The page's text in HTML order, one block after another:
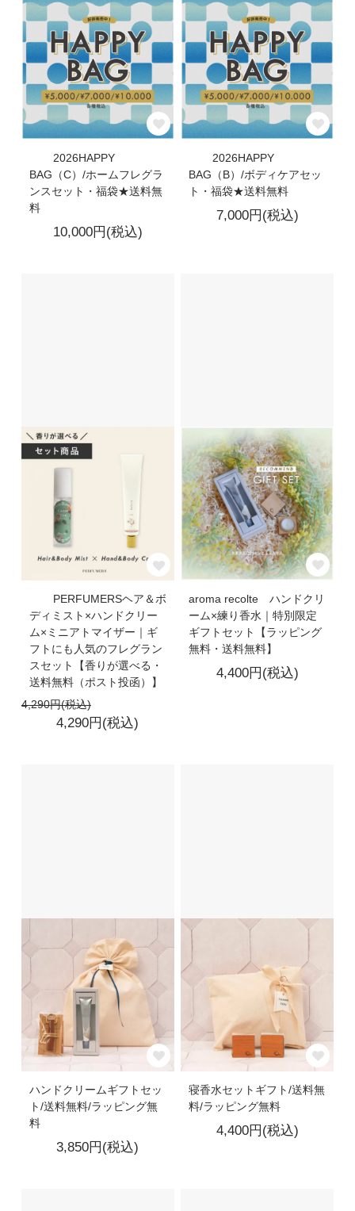
2026HAPPY
BAG（C）/ホームフレグラ
ンスセット・福袋★送料無
料
10,000円(税込)
2026HAPPY
BAG（B）/ボディケアセッ
ト・福袋★送料無料
7,000円(税込)
PERFUMERSヘア＆ボ
ディミスト×ハンドクリー
ム×ミニアトマイザー｜ギ
フトにも人気のフレグラン
スセット【香りが選べる・
送料無料（ポスト投函）】
4,290円(税込)
4,290円(税込)
aroma recolte ハンドクリ
ーム×練り香水｜特別限定
ギフトセット【ラッピング
無料・送料無料】
4,400円(税込)
ハンドクリームギフトセッ
ト/送料無料/ラッピング無
料
3,850円(税込)
寝香水セットギフト/送料無
料/ラッピング無料
4,400円(税込)